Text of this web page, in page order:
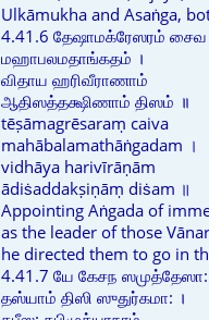
Ulkāmukha and Asaṅga,
4.41.6 தேஷாமக்ரேஸரம் சைவ
மஹாபலமதாங்கதம் ।
விதாய ஹரிவீராணாம்
ஆதிஸத்தக்ஷிணாம் திஸம் ॥
tēṣāmagrēsaraṃ caiva
mahābalamathāṅgadam ।
vidhāya harivīrāṇām
ādiṡaddakṣiṇāṃ diṡam ॥
Appointing Aṅgada of
as the leader of those
he directed them to go in
4.41.7 யே கேசந ஸமுத்தேஸா:
தஸ்யாம் திஸி ஸுதுர்கமா: ।